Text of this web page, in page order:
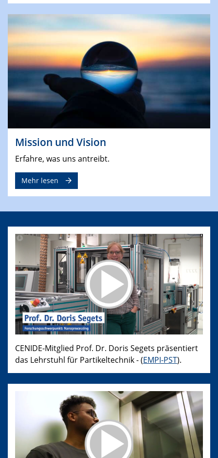
Mission und Vision
Erfahre, was uns antreibt.
Mehr lesen
CENIDE-Mitglied Prof. Dr. Doris Segets präsentiert
das Lehrstuhl für Partikeltechnik - (EMPI-PST).